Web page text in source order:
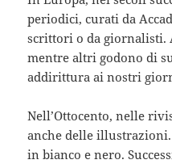
periodici, curati da
scrittori o da giornalisti.
mentre altri godono di
addirittura ai nostri
Nell’Ottocento, nelle
anche delle
in bianco e nero.